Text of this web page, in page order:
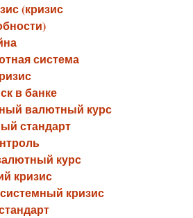
(кризис
система
в банке
валютный курс
стандарт
курс
кризис
кризис